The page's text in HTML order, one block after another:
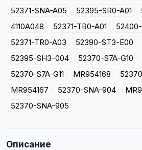
52371-SNA-A05
52395-SR0-A01
4110A048
52371-TR0-A01
52371-TR0-A03
52390-ST3-E00
52395-SH3-004
52370-S7A-G10
52370-S7A-G11
MR954168
MR954167
52370-SNA-904
52370-SNA-905
Описание